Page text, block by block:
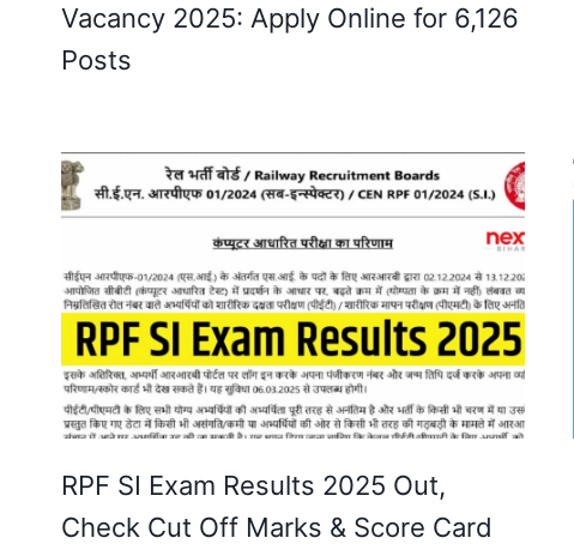
Vacancy 2025: Apply Online for 6,126
Posts
RPF SI Exam Results 2025 Out,
Check Cut Off Marks & Score Card